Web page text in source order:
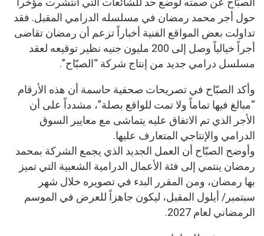
حول أجر محمد رمضان في مسلسله الدرامي المقبل. فقد
تداولت بعض المواقع الفنية أخباراً تزعم أن رمضان تقاضى
أجراً خيالياً وصل إلى 200 مليون جنيه نظير توقيعه لعقد
مسلسل درامي جديد من إنتاج شركة “الصبّاح”.
وأكد الصبّاح في تصريحات صحفية حاسمة أن هذه الأرقام
“مبالغ فيها تماماً ولا تمت للواقع بصلة”، مشدداً على أن
الأجر الذي تم الاتفاق عليه يتماشى مع معايير السوق
الدرامي والإنتاجي المتعارف عليها.
وأوضح الصبّاح أن العمل الجديد الذي يجمع الشركة بمحمد
رمضان ينتمي إلى فئة الأعمال الدرامية الشعبية التي تميز
بها رمضان، ومن المقرر البدء في تصويره خلال شهر
سبتمبر/ أيلول المقبل، ليكون جاهزاً للعرض في الموسم
الرمضاني لعام 2027.